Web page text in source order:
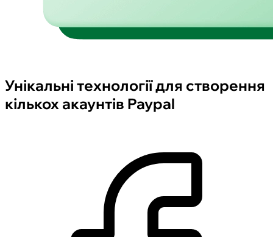
Унікальні технології для створення
кількох акаунтів Paypal